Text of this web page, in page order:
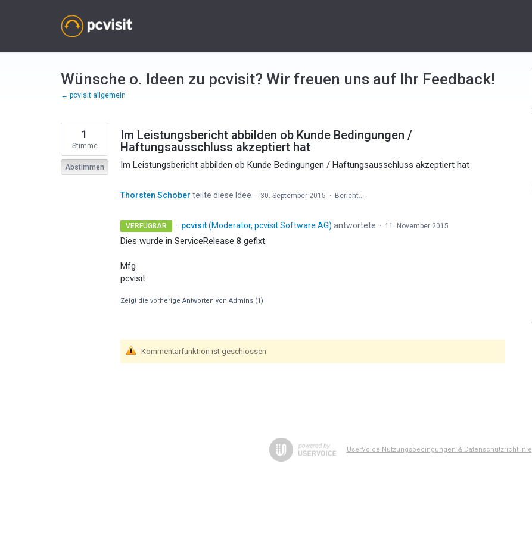
Wünsche o. Ideen zu pcvisit? Wir freuen uns auf Ihr Feedback!
← pcvisit allgemein
Im Leistungsbericht abbilden ob Kunde Bedingungen /
Haftungsausschluss akzeptiert hat
Im Leistungsbericht abbilden ob Kunde Bedingungen / Haftungsausschluss akzeptiert hat
1
Stimme
Abstimmen
Thorsten Schober teilte diese Idee · 30. September 2015 · Bericht…
VERFÜGBAR · pcvisit(Moderator, pcvisit Software AG) antwortete · 11. November 2015
Dies wurde in ServiceRelease 8 gefixt.
Mfg
pcvisit
Zeigt die vorherige Antworten von Admins (1)
Kommentarfunktion ist geschlossen
UserVoice Nutzungsbedingungen & Datenschutzrichtlinie